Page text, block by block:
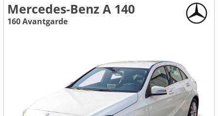
Mercedes-Benz A 140
160 Avantgarde